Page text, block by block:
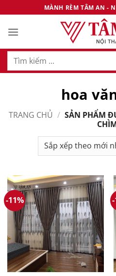
qua
nội
MÀNH RÈM TÂM AN -
Tìm
hoa
TRANG CHỦ / SẢN PHẨM
-11%